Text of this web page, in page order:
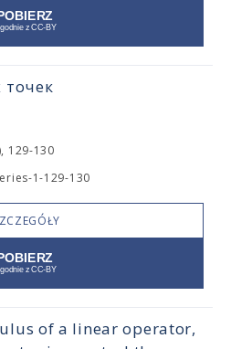
129-130
1-129-130
of a linear operator,